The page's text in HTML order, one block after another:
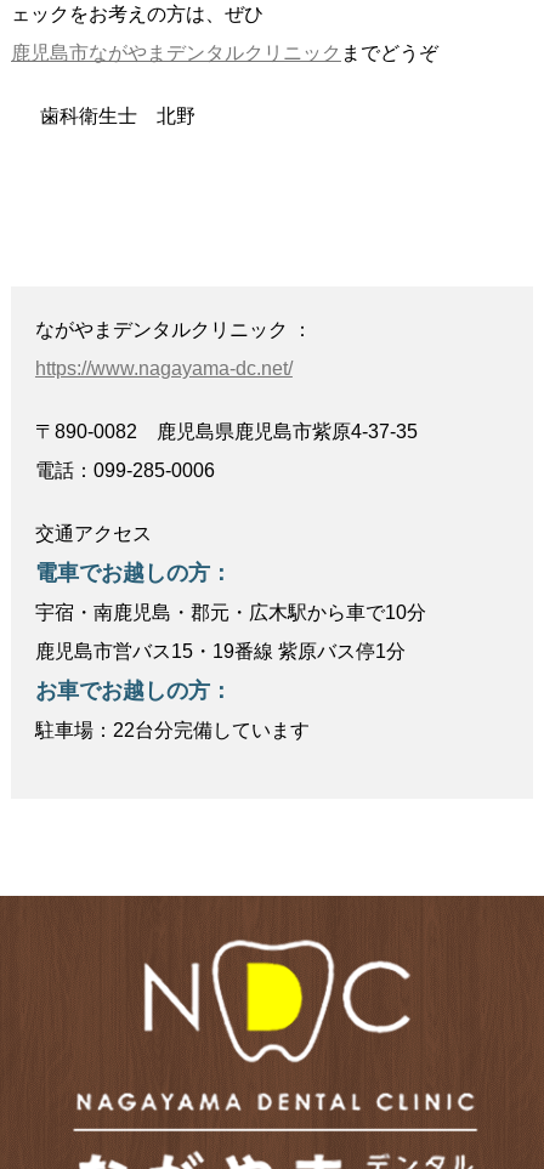
ェックをお考えの方は、ぜひ
鹿児島市ながやまデンタルクリニック までどうぞ
歯科衛生士 北野
ながやまデンタルクリニック ：
https://www.nagayama-dc.net/
〒890-0082 鹿児島県鹿児島市紫原4-37-35
電話：099-285-0006
交通アクセス
電車でお越しの方：
宇宿・南鹿児島・郡元・広木駅から車で10分
鹿児島市営バス15・19番線 紫原バス停1分
お車でお越しの方：
駐車場：22台分完備しています